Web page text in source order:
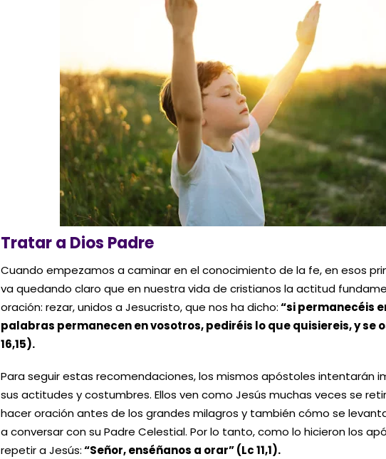
Tratar a Dios Padre
Cuando empezamos a caminar en el conocimiento de la fe, en esos
va quedando claro que en nuestra vida de cristianos la actitud
oración: rezar, unidos a Jesucristo, que nos ha dicho:“si permanecéis
palabras permanecen en vosotros, pediréis lo que quisiereis, y se
16,15).
Para seguir estas recomendaciones, los mismos apóstoles intentarán
sus actitudes y costumbres. Ellos ven como Jesús muchas veces se
hacer oración antes de los grandes milagros y también cómo se
a conversar con su Padre Celestial. Por lo tanto, como lo hicieron los
repetir a Jesús:“Señor, enséñanos a orar” (Lc 11,1).